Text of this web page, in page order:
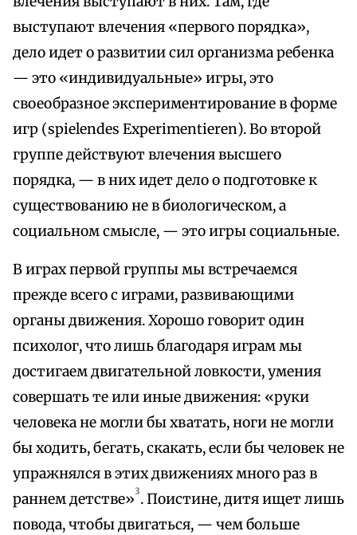
выступают влечения «первого порядка»,
дело идет о развитии сил организма ребенка
— это «индивидуальные» игры, это
своеобразное экспериментирование в форме
игр (spielendes Experimentieren). Во второй
группе действуют влечения высшего
порядка, — в них идет дело о подготовке к
существованию не в биологическом, а
социальном смысле, — это игры социальные.
В играх первой группы мы встречаемся
прежде всего с играми, развивающими
органы движения. Хорошо говорит один
психолог, что лишь благодаря играм мы
достигаем двигательной ловкости, умения
совершать те или иные движения: «руки
человека не могли бы хватать, ноги не могли
бы ходить, бегать, скакать, если бы человек не
упражнялся в этих движениях много раз в
раннем детстве»3. Поистине, дитя ищет лишь
повода, чтобы двигаться, — чем больше